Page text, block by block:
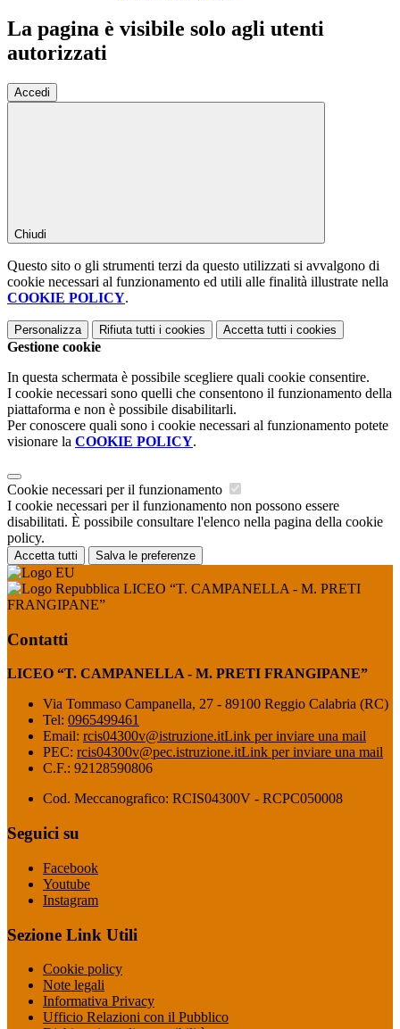
La pagina è visibile solo agli utenti
autorizzati
Accedi
Chiudi
Questo sito o gli strumenti terzi da questo utilizzati si avvalgono di
cookie necessari al funzionamento ed utili alle finalità illustrate nella
COOKIE POLICY.
Personalizza Rifiuta tutti i cookies Accetta tutti i cookies
Gestione cookie
In questa schermata è possibile scegliere quali cookie consentire.
I cookie necessari sono quelli che consentono il funzionamento della
piattaforma e non è possibile disabilitarli.
Per conoscere quali sono i cookie necessari al funzionamento potete
visionare la COOKIE POLICY.
Cookie necessari per il funzionamento
I cookie necessari per il funzionamento non possono essere
disabilitati. È possibile consultare l'elenco nella pagina della cookie
policy.
Accetta tutti Salva le preferenze
LICEO “T. CAMPANELLA - M. PRETI
FRANGIPANE”
Contatti
LICEO “T. CAMPANELLA - M. PRETI FRANGIPANE”
Via Tommaso Campanella, 27 - 89100 Reggio Calabria (RC)
Tel: 0965499461
Email: rcis04300v@istruzione.itLink per inviare una mail
PEC: rcis04300v@pec.istruzione.itLink per inviare una mail
C.F.: 92128590806
Cod. Meccanografico: RCIS04300V - RCPC050008
Seguici su
Facebook
Youtube
Instagram
Sezione Link Utili
Cookie policy
Note legali
Informativa Privacy
Ufficio Relazioni con il Pubblico